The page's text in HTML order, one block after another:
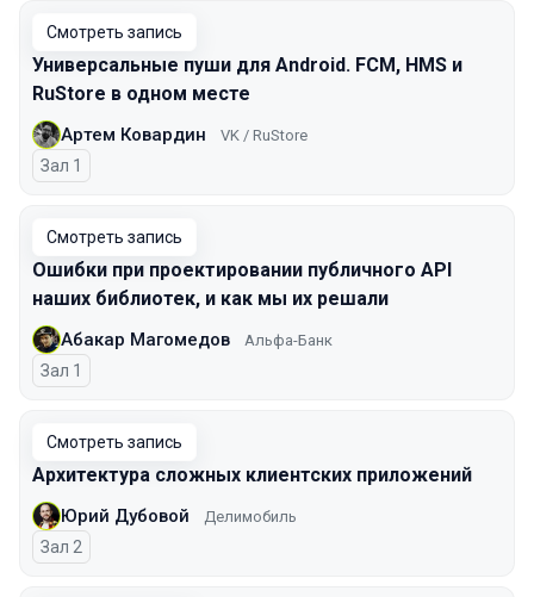
Смотреть запись
Универсальные пуши для Android. FCM, HMS и
RuStore в одном месте
Артем Ковардин VK / RuStore
Зал 1
Смотреть запись
Ошибки при проектировании публичного API
наших библиотек, и как мы их решали
Абакар Магомедов Альфа-Банк
Зал 1
Смотреть запись
Архитектура сложных клиентских приложений
Юрий Дубовой Делимобиль
Зал 2